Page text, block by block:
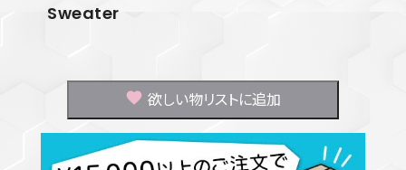
Sweater
欲しい物リストに追加